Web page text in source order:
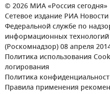
© 2026 МИА «Россия сегодня»
Сетевое издание РИА
Федеральной службе по
информационных
(Роскомнадзор) 08 апреля
Политика использования
логирования
Политика
Правила применения